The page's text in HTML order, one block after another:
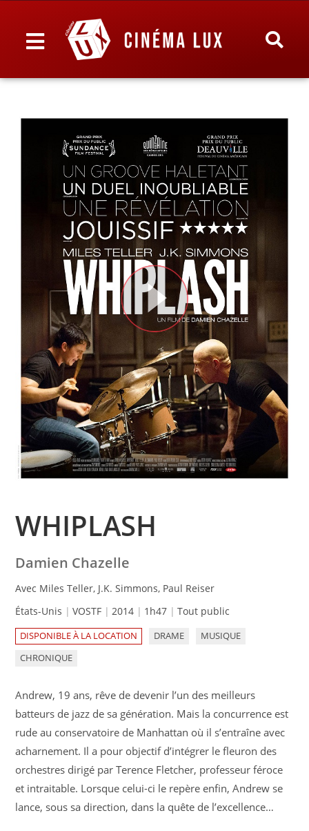
WHIPLASH
Damien Chazelle
Avec Miles Teller, J.K. Simmons, Paul Reiser
États-Unis
VOSTF 2014 1h47 Tout public
DISPONIBLE À LA LOCATION DRAME
MUSIQUE
CHRONIQUE
Andrew, 19 ans, rêve de devenir l’un des meilleurs
batteurs de jazz de sa génération. Mais la concurrence est
rude au conservatoire de Manhattan où il s’entraîne avec
acharnement. Il a pour objectif d’intégrer le fleuron des
orchestres dirigé par Terence Fletcher, professeur féroce
et intraitable. Lorsque celui-ci le repère enfin, Andrew se
lance, sous sa direction, dans la quête de l’excellence…